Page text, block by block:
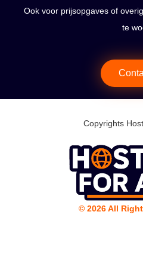
Ook voor prijsopgaves of
te
Copyrights
© 2026 All